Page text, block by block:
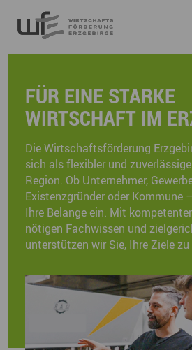
FÜR EINE STARKE
WIRTSCHAFT IM
Die Wirtschaftsförderung
sich als flexibler und
Region. Ob Unternehmer,
Existenzgründer oder Kommune
Ihre Belange ein. Mit
nötigen Fachwissen und
unterstützen wir Sie, Ihre Ziele zu